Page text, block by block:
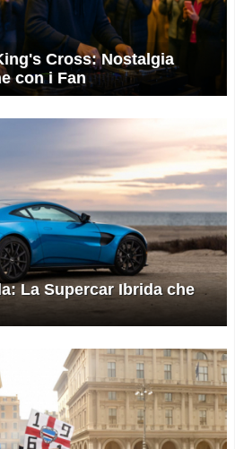
Cross: Nostalgia
con i Fan
La Supercar Ibrida che